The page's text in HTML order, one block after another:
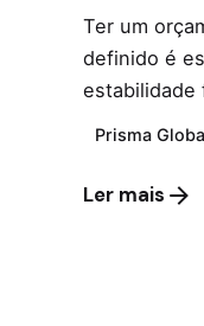
Ter um
definido é
estabilidade
Prisma
Ler mais